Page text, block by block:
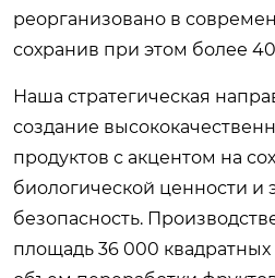
реорганизовано в
сохранив при этом более
Наша стратегическая
создание
продуктов с акцентом на
биологической ценности и
безопасность.
площадь 36 000